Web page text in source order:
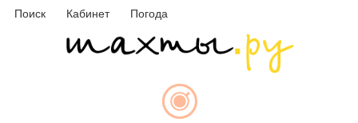
Поиск Кабинет Погода